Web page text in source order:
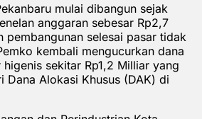
mulai dibangun sejak
anggaran sebesar Rp2,7
pembangunan selesai pasar tidak
kembali mengucurkan dana
sekitar Rp1,2 Milliar yang
Dana Alokasi Khusus (DAK) di